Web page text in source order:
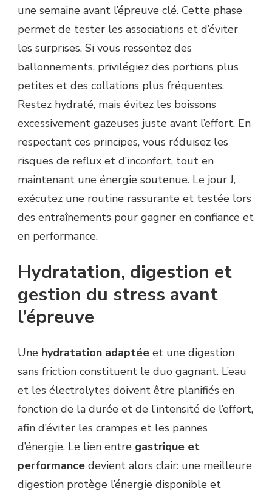
une semaine avant l’épreuve clé. Cette phase
permet de tester les associations et d’éviter
les surprises. Si vous ressentez des
ballonnements, privilégiez des portions plus
petites et des collations plus fréquentes.
Restez hydraté, mais évitez les boissons
excessivement gazeuses juste avant l’effort. En
respectant ces principes, vous réduisez les
risques de reflux et d’inconfort, tout en
maintenant une énergie soutenue. Le jour J,
exécutez une routine rassurante et testée lors
des entraînements pour gagner en confiance et
en performance.
Hydratation, digestion et
gestion du stress avant
l’épreuve
Une hydratation adaptée et une digestion
sans friction constituent le duo gagnant. L’eau
et les électrolytes doivent être planifiés en
fonction de la durée et de l’intensité de l’effort,
afin d’éviter les crampes et les pannes
d’énergie. Le lien entre gastrique et
performance devient alors clair: une meilleure
digestion protège l’énergie disponible et